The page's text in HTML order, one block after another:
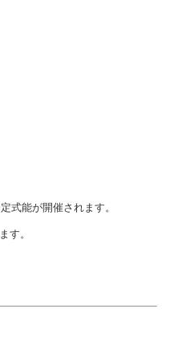
式能が開催されます。
す。